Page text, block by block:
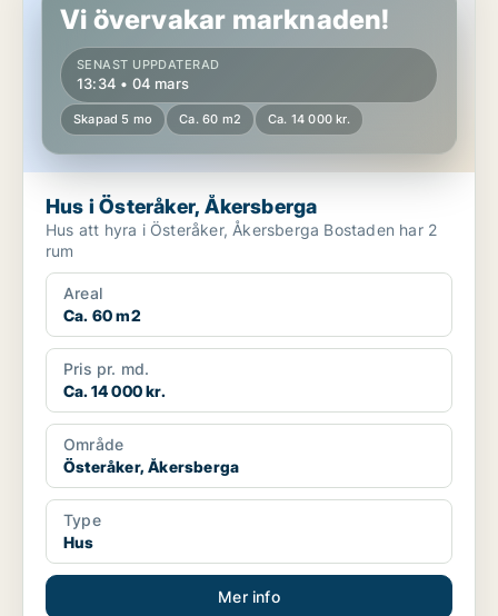
Vi övervakar marknaden!
SENAST UPPDATERAD
13:34 • 04 mars
Skapad 5 mo Ca. 60 m2 Ca. 14 000 kr.
Hus i Österåker, Åkersberga
Hus att hyra i Österåker, Åkersberga Bostaden har 2
rum
Areal
Ca. 60 m2
Pris pr. md.
Ca. 14 000 kr.
Område
Österåker, Åkersberga
Type
Hus
Mer info